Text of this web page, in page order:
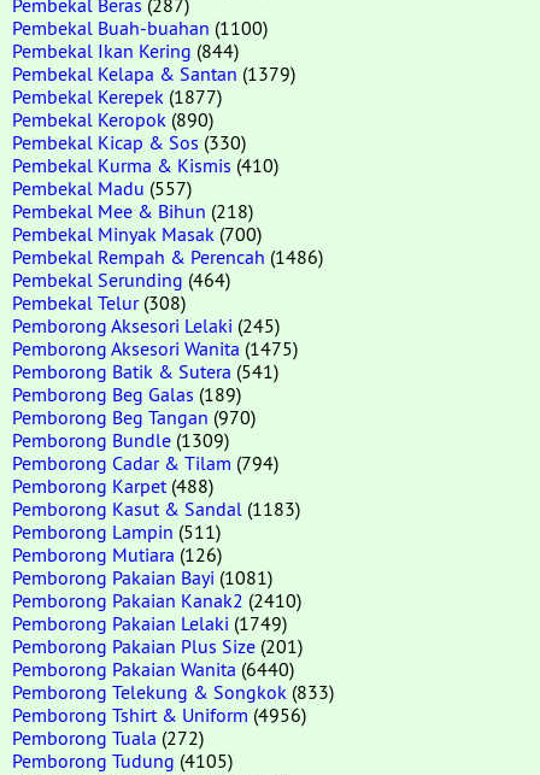
Pembekal Buah-buahan (1100)
Pembekal Ikan Kering (844)
Pembekal Kelapa & Santan (1379)
Pembekal Kerepek (1877)
Pembekal Keropok (890)
Pembekal Kicap & Sos (330)
Pembekal Kurma & Kismis (410)
Pembekal Madu (557)
Pembekal Mee & Bihun (218)
Pembekal Minyak Masak (700)
Pembekal Rempah & Perencah (1486)
Pembekal Serunding (464)
Pembekal Telur(308)
Pemborong Aksesori Lelaki (245)
Pemborong Aksesori Wanita (1475)
Pemborong Batik & Sutera (541)
Pemborong Beg Galas (189)
Pemborong Beg Tangan (970)
Pemborong Bundle (1309)
Pemborong Cadar & Tilam (794)
Pemborong Karpet (488)
Pemborong Kasut & Sandal (1183)
Pemborong Lampin (511)
Pemborong Mutiara (126)
Pemborong Pakaian Bayi (1081)
Pemborong Pakaian Kanak2 (2410)
Pemborong Pakaian Lelaki (1749)
Pemborong Pakaian Plus Size (201)
Pemborong Pakaian Wanita (6440)
Pemborong Telekung & Songkok (833)
Pemborong Tshirt & Uniform (4956)
Pemborong Tuala (272)
Pemborong Tudung (4105)